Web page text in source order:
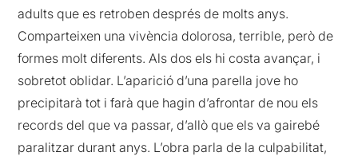
adults que es retroben després de molts anys.
Comparteixen una vivència dolorosa, terrible, però de
formes molt diferents. Als dos els hi costa avançar, i
sobretot oblidar. L’aparició d’una parella jove ho
precipitarà tot i farà que hagin d’afrontar de nou els
records del que va passar, d’allò que els va gairebé
paralitzar durant anys. L’obra parla de la culpabilitat,